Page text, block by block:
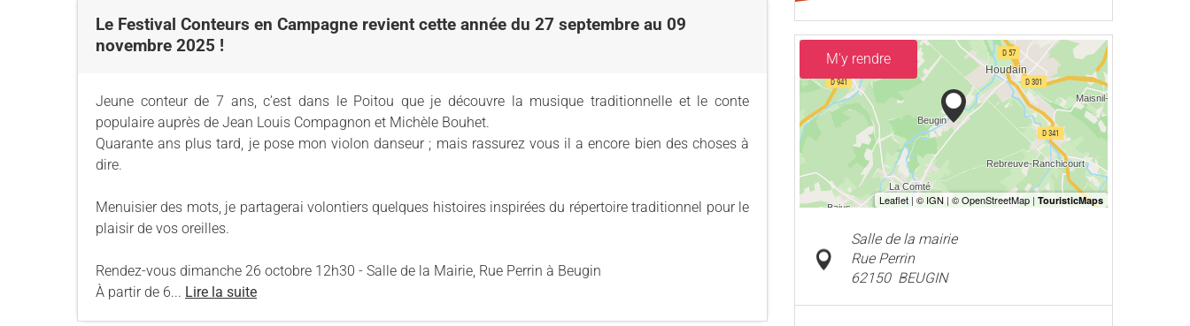
Le Festival Conteurs en Campagne revient cette année du 27 septembre au 09
novembre 2025 !
Jeune conteur de 7 ans, c’est dans le Poitou que je découvre la musique traditionnelle et le conte
populaire auprès de Jean Louis Compagnon et Michèle Bouhet.
Quarante ans plus tard, je pose mon violon danseur ; mais rassurez vous il a encore bien des choses à
dire.
Menuisier des mots, je partagerai volontiers quelques histoires inspirées du répertoire traditionnel pour le
plaisir de vos oreilles.
Rendez-vous dimanche 26 octobre 12h30 - Salle de la Mairie, Rue Perrin à Beugin
À partir de 6... Lire la suite
M'y rendre
Salle de la mairie
Rue Perrin
62150 BEUGIN